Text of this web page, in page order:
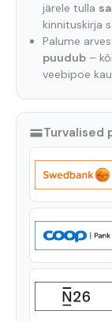
järele tulla
kinnituskirja
Palume
puudub–
veebipoe
Turvalised